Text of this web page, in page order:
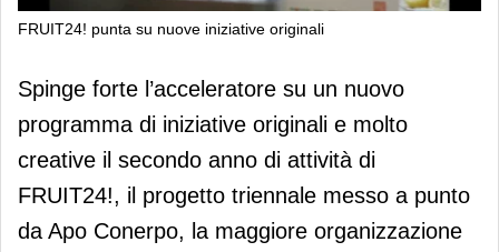
FRUIT24! punta su nuove iniziative originali
FRUIT24! punta su nuove iniziative
originali
Spinge forte l’acceleratore su un nuovo
programma di iniziative originali e molto
creative il secondo anno di attività di
FRUIT24!, il progetto triennale messo a punto
da Apo Conerpo, la maggiore organizzazione